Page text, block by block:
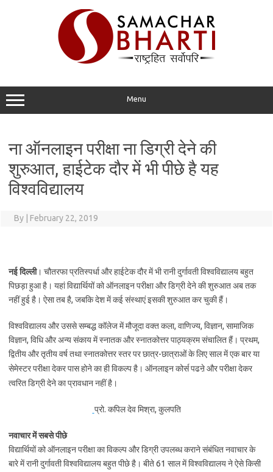
Menu
ना ऑनलाइन परीक्षा ना डिग्री देने की
शुरुआत, हाईटेक दौर में भी पीछे है यह
विश्वविद्यालय
By February 22, 2019
नई दिल्ली। चौतरफा प्रतिस्पर्धा और हाईटेक दौर में भी रानी दुर्गावती विश्वविद्यालय बहुत
पिछड़ा हुआ है। यहां विद्यार्थियों को ऑनलाइन परीक्षा और डिग्री देने की शुरुआत अब तक
नहीं हुई है। ऐसा तब है, जबकि देश में कई संस्थाएं इसकी शुरुआत कर चुकी हैं।
विश्वविद्यालय और उससे सम्बद्ध कॉलेज में मौजूदा वक्त कला, वाणिज्य, विज्ञान, सामाजिक
विज्ञान, विधि और अन्य संकाय में स्नातक और स्नातकोत्तर पाठ्यक्रम संचालित हैं। प्रथम,
द्वितीय और तृतीय वर्ष तथा स्नातकोत्तर स्तर पर छात्र-छात्राओं के लिए साल में एक बार या
सेमेस्टरपरीक्षा देकर पास होने का ही विकल्प है। ऑनलाइन कोर्स पढऩे और परीक्षा देकर
त्वरित डिग्री देने का प्रावधान नहीं है।
प्रो. कपिल देव मिश्रा, कुलपति
नवाचार में सबसे पीछे
विद्यार्थियों को ऑनलाइन परीक्षा का विकल्प और डिग्री उपलब्ध कराने संबंधित नवाचार के
बारे में रानी दुर्गावती विश्वविद्यालय बहुत पीछे है। बीते 61 साल में विश्वविद्यालय ने ऐसे किसी